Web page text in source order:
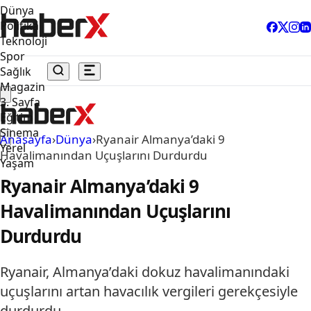
Dünya
Politika
Teknoloji
Spor
Sağlık
Magazin
3. Sayfa
Eğitim
Sinema
Yerel
Yaşam
Anasayfa›Dünya›Ryanair Almanya’daki 9
Havalimanından Uçuşlarını Durdurdu
Ryanair Almanya’daki 9
Havalimanından Uçuşlarını
Durdurdu
Ryanair, Almanya’daki dokuz havalimanındaki
uçuşlarını artan havacılık vergileri gerekçesiyle